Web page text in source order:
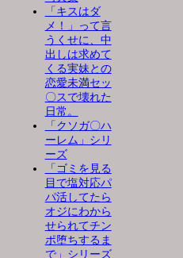
「キスはダ
メ！」って言
うくせに、中
出しは求めて
くる実妹との
恋愛未満セッ
〇スで壊れた
日常。
「クソガ〇ハ
ーレム」シリ
ーズ
「ゴミを見る
目で塩対応パ
パ活してたら
オジにわから
せられてチン
ポ堕ちするま
で」シリーズ